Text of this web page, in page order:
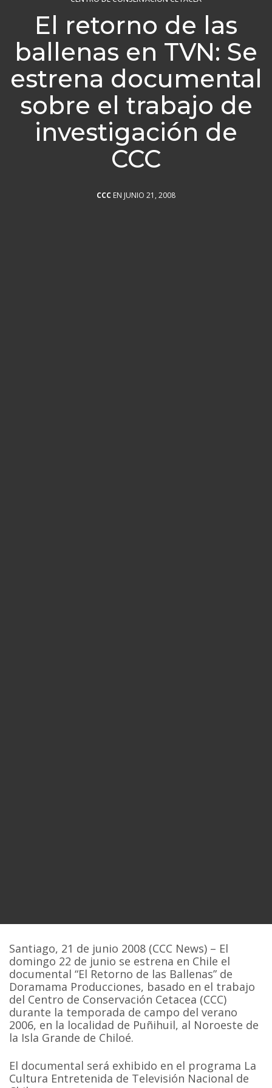
El retorno de las
ballenas en TVN: Se
estrena documental
sobre el trabajo de
investigación de
CCC
CCC EN JUNIO 21, 2008
Santiago, 21 de junio 2008 (CCC News) – El
domingo 22 de junio se estrena en Chile el
documental “El Retorno de las Ballenas” de
Doramama Producciones, basado en el trabajo
del Centro de Conservación Cetacea (CCC)
durante la temporada de campo del verano
2006, en la localidad de Puñihuil, al Noroeste de
la Isla Grande de Chiloé.
El documental será exhibido en el programa La
Cultura Entretenida de Televisión Nacional de